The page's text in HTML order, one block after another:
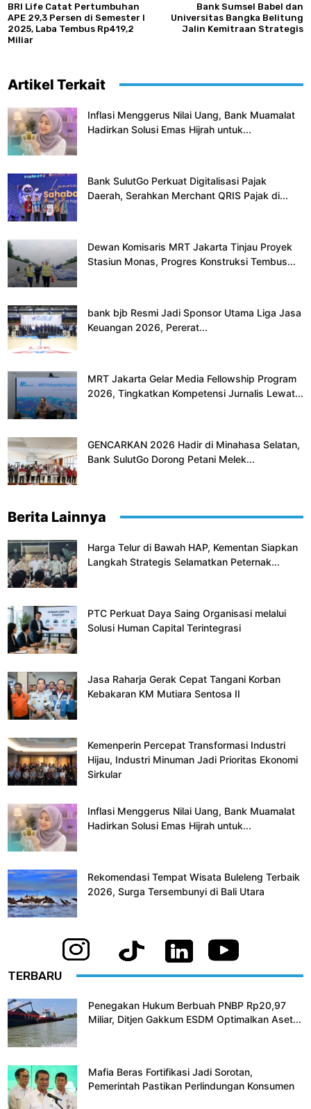
BRI Life Catat Pertumbuhan
APE 29,3 Persen di Semester I
2025, Laba Tembus Rp419,2
Miliar
Bank Sumsel Babel dan
Universitas Bangka Belitung
Jalin Kemitraan Strategis
Artikel Terkait
Inflasi Menggerus Nilai Uang, Bank Muamalat
Hadirkan Solusi Emas Hijrah untuk...
Bank SulutGo Perkuat Digitalisasi Pajak
Daerah, Serahkan Merchant QRIS Pajak di...
Dewan Komisaris MRT Jakarta Tinjau Proyek
Stasiun Monas, Progres Konstruksi Tembus...
bank bjb Resmi Jadi Sponsor Utama Liga Jasa
Keuangan 2026, Pererat...
MRT Jakarta Gelar Media Fellowship Program
2026, Tingkatkan Kompetensi Jurnalis Lewat...
GENCARKAN 2026 Hadir di Minahasa Selatan,
Bank SulutGo Dorong Petani Melek...
Berita Lainnya
Harga Telur di Bawah HAP, Kementan Siapkan
Langkah Strategis Selamatkan Peternak...
PTC Perkuat Daya Saing Organisasi melalui
Solusi Human Capital Terintegrasi
Jasa Raharja Gerak Cepat Tangani Korban
Kebakaran KM Mutiara Sentosa II
Kemenperin Percepat Transformasi Industri
Hijau, Industri Minuman Jadi Prioritas Ekonomi
Sirkular
Inflasi Menggerus Nilai Uang, Bank Muamalat
Hadirkan Solusi Emas Hijrah untuk...
Rekomendasi Tempat Wisata Buleleng Terbaik
2026, Surga Tersembunyi di Bali Utara
TERBARU
Penegakan Hukum Berbuah PNBP Rp20,97
Miliar, Ditjen Gakkum ESDM Optimalkan Aset...
Mafia Beras Fortifikasi Jadi Sorotan,
Pemerintah Pastikan Perlindungan Konsumen